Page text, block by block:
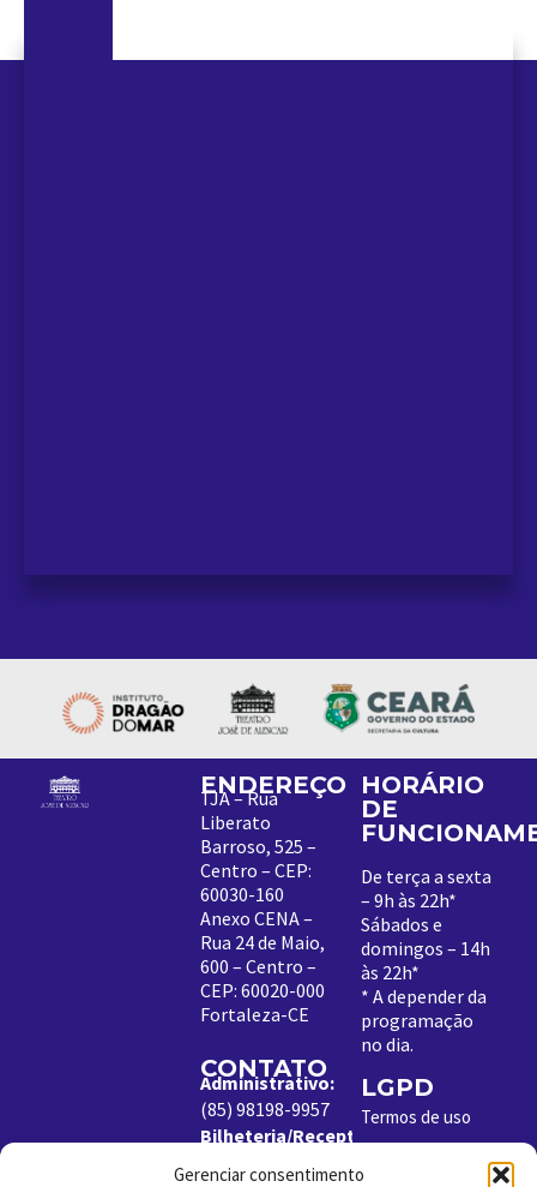
Gerenciar consentimento
ENDEREÇO
TJA – Rua
Liberato
Barroso, 525 –
Centro – CEP:
60030-160
Anexo CENA –
Rua 24 de Maio,
600 – Centro –
CEP: 60020-000
Fortaleza-CE
CONTATO
Administrativo:
(85) 98198-9957
Bilheteria/Receptivo:
(85) 99204-8843
HORÁRIO
DE
De terça a sexta
– 9h às 22h*
Sábados e
domingos – 14h
às 22h*
* A depender da
programação
no dia.
LGPD
Termos de uso